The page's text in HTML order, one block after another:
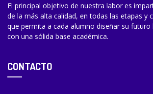
El principal objetivo de nuestra labor es
de la más alta calidad, en todas las etapas y
que permita a cada alumno diseñar su futuro
con una sólida base académica.
CONTACTO